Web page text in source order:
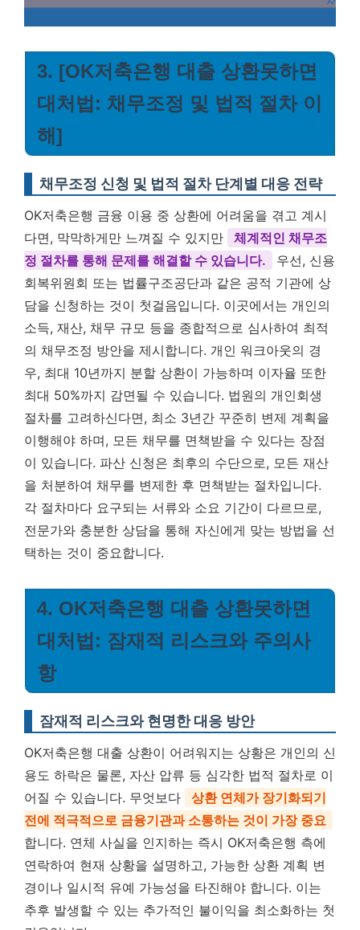
3. [OK저축은행 대출 상환못하면
대처법: 채무조정 및 법적 절차 이
해]
채무조정 신청 및 법적 절차 단계별 대응 전략
OK저축은행 금융 이용 중 상환에 어려움을 겪고 계시
다면, 막막하게만 느껴질 수 있지만
체계적인 채무조
정 절차를 통해 문제를 해결할 수 있습니다.
우선, 신용
회복위원회 또는 법률구조공단과 같은 공적 기관에 상
담을 신청하는 것이 첫걸음입니다. 이곳에서는 개인의
소득, 재산, 채무 규모 등을 종합적으로 심사하여 최적
의 채무조정 방안을 제시합니다. 개인 워크아웃의 경
우, 최대 10년까지 분할 상환이 가능하며 이자율 또한
최대 50%까지 감면될 수 있습니다. 법원의 개인회생
절차를 고려하신다면, 최소 3년간 꾸준히 변제 계획을
이행해야 하며, 모든 채무를 면책받을 수 있다는 장점
이 있습니다. 파산 신청은 최후의 수단으로, 모든 재산
을 처분하여 채무를 변제한 후 면책받는 절차입니다.
각 절차마다 요구되는 서류와 소요 기간이 다르므로,
전문가와 충분한 상담을 통해 자신에게 맞는 방법을 선
택하는 것이 중요합니다.
4. OK저축은행 대출 상환못하면
대처법: 잠재적 리스크와 주의사
항
잠재적 리스크와 현명한 대응 방안
OK저축은행 대출 상환이 어려워지는 상황은 개인의 신
용도 하락은 물론, 자산 압류 등 심각한 법적 절차로 이
어질 수 있습니다. 무엇보다
상환 연체가 장기화되기
전에 적극적으로 금융기관과 소통하는 것이 가장 중요
합니다. 연체 사실을 인지하는 즉시 OK저축은행 측에
연락하여 현재 상황을 설명하고, 가능한 상환 계획 변
경이나 일시적 유예 가능성을 타진해야 합니다. 이는
추후 발생할 수 있는 추가적인 불이익을 최소화하는 첫